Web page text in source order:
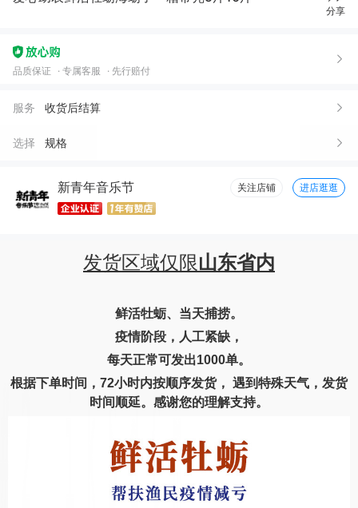
分享
品质保证 专属客服 先行赔付
服务 收货后结算
选择 规格
新青年音乐节 关注店铺 进店逛逛
发货区域仅限山东省内
鲜活牡蛎、当天捕捞。
疫情阶段，人工紧缺，
每天正常可发出1000单。
根据下单时间，72小时内按顺序发货， 遇到特殊天气，发货
时间顺延。感谢您的理解支持。